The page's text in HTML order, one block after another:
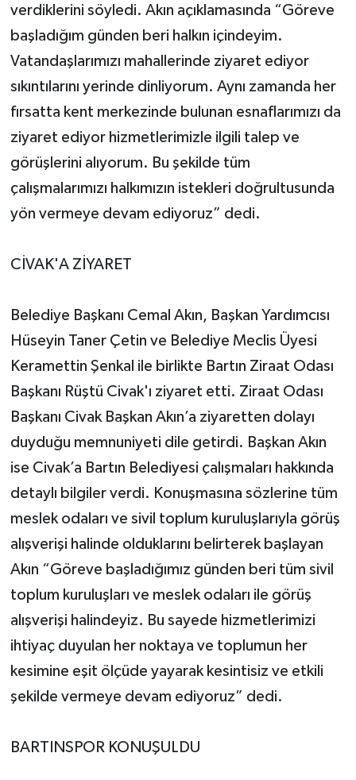
verdiklerini söyledi. Akın açıklamasında “Göreve
başladığım günden beri halkın içindeyim.
Vatandaşlarımızı mahallerinde ziyaret ediyor
sıkıntılarını yerinde dinliyorum. Aynı zamanda her
fırsatta kent merkezinde bulunan esnaflarımızı da
ziyaret ediyor hizmetlerimizle ilgili talep ve
görüşlerini alıyorum. Bu şekilde tüm
çalışmalarımızı halkımızın istekleri doğrultusunda
yön vermeye devam ediyoruz” dedi.
CİVAK'A ZİYARET
Belediye Başkanı Cemal Akın, Başkan Yardımcısı
Hüseyin Taner Çetin ve Belediye Meclis Üyesi
Keramettin Şenkal ile birlikte Bartın Ziraat Odası
Başkanı Rüştü Civak'ı ziyaret etti. Ziraat Odası
Başkanı Civak Başkan Akın’a ziyaretten dolayı
duyduğu memnuniyeti dile getirdi. Başkan Akın
ise Civak’a Bartın Belediyesi çalışmaları hakkında
detaylı bilgiler verdi. Konuşmasına sözlerine tüm
meslek odaları ve sivil toplum kuruluşlarıyla görüş
alışverişi halinde olduklarını belirterek başlayan
Akın “Göreve başladığımız günden beri tüm sivil
toplum kuruluşları ve meslek odaları ile görüş
alışverişi halindeyiz. Bu sayede hizmetlerimizi
ihtiyaç duyulan her noktaya ve toplumun her
kesimine eşit ölçüde yayarak kesintisiz ve etkili
şekilde vermeye devam ediyoruz” dedi.
BARTINSPOR KONUŞULDU